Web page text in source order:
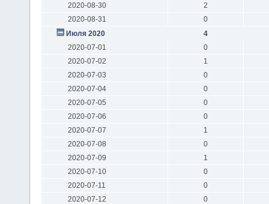
2020-08-30
2
2020-08-31
0
Июля 2020
4
2020-07-01
0
2020-07-02
1
2020-07-03
0
2020-07-04
0
2020-07-05
0
2020-07-06
0
2020-07-07
1
2020-07-08
0
2020-07-09
1
2020-07-10
0
2020-07-11
0
2020-07-12
0